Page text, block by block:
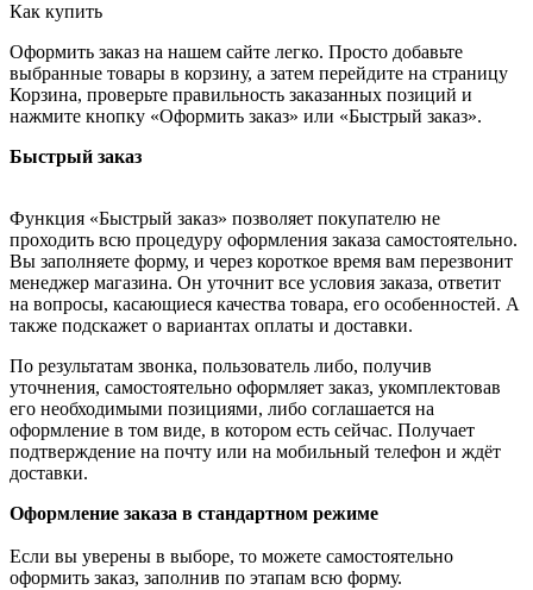
Как купить
Оформить заказ на нашем сайте легко. Просто добавьте
выбранные товары в корзину, а затем перейдите на страницу
Корзина, проверьте правильность заказанных позиций и
нажмите кнопку «Оформить заказ» или «Быстрый заказ».
Быстрый заказ
Функция «Быстрый заказ» позволяет покупателю не
проходить всю процедуру оформления заказа самостоятельно.
Вы заполняете форму, и через короткое время вам перезвонит
менеджер магазина. Он уточнит все условия заказа, ответит
на вопросы, касающиеся качества товара, его особенностей. А
также подскажет о вариантах оплаты и доставки.
По результатам звонка, пользователь либо, получив
уточнения, самостоятельно оформляет заказ, укомплектовав
его необходимыми позициями, либо соглашается на
оформление в том виде, в котором есть сейчас. Получает
подтверждение на почту или на мобильный телефон и ждёт
доставки.
Оформление заказа в стандартном режиме
Если вы уверены в выборе, то можете самостоятельно
оформить заказ, заполнив по этапам всю форму.